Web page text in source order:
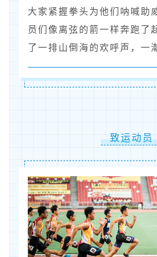
大家紧握拳头为他们呐喊助
员们像离弦的箭一样奔跑了
了一排山倒海的欢呼声，一
致运动员